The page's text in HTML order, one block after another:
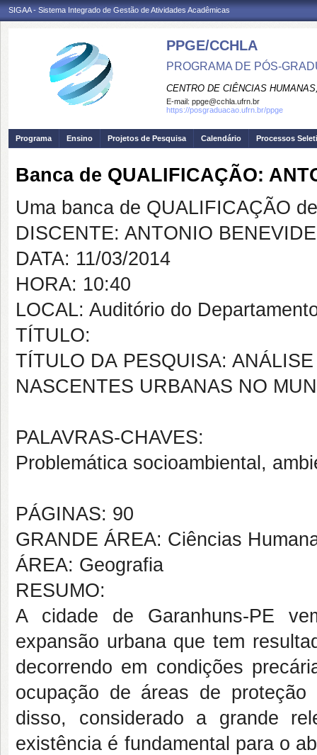
SIGAA - Sistema Integrado de Gestão de Atividades Acadêmicas
PPGE/CCHLA
PROGRAMA DE PÓS-
CENTRO DE CIÊNCIAS
E-mail: ppge@cchla.ufrn.br
https://posgraduacao.ufrn.br/ppge
Programa Ensino Projetos de Pesquisa Calendário Processos
Banca de QUALIFICAÇÃO:
Uma banca de QUALIFICAÇÃO
DISCENTE: ANTONIO
DATA: 11/03/2014
HORA: 10:40
LOCAL: Auditório do
TÍTULO:
TÍTULO DA PESQUISA:
NASCENTES URBANAS NO
PALAVRAS-CHAVES:
Problemática socioambiental,
PÁGINAS: 90
GRANDE ÁREA: Ciências
ÁREA: Geografia
RESUMO:
A cidade de Garanhuns-PE
expansão urbana que tem
decorrendo em condições
ocupação de áreas de
disso, considerado a grande
existência é fundamental para o